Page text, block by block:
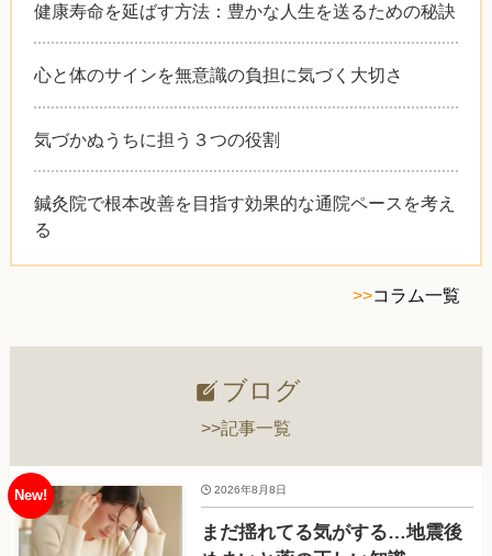
健康寿命を延ばす方法：豊かな人生を送るための秘訣
心と体のサインを無意識の負担に気づく大切さ
気づかぬうちに担う３つの役割
鍼灸院で根本改善を目指す効果的な通院ペースを考え
る
>>コラム一覧
ブログ
>>記事一覧
まだ揺れてる気がする…地震後
2026年8月8日